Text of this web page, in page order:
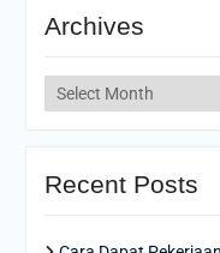
Archives
Archives
Recent Posts